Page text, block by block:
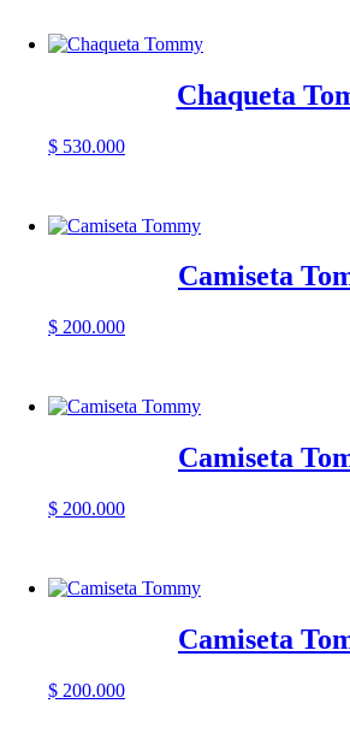
Chaqueta
$530.000
Camiseta
$200.000
Camiseta
$200.000
Camiseta
$200.000